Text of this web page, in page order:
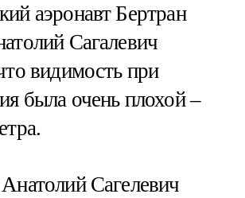
аэронавт Бертран
Сагалевич
видимость при
была очень плохой –
Сагелевич